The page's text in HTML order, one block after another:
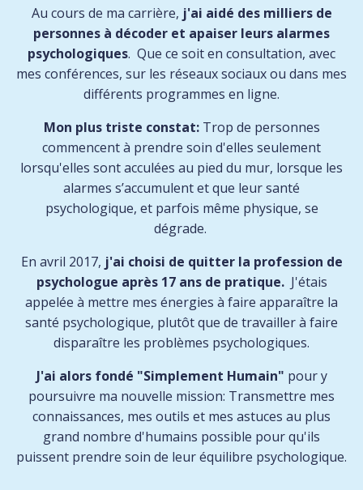
Au cours de ma carrière, j'ai aidé des milliers de
personnes à décoder et apaiser leurs alarmes
psychologiques. Que ce soit en consultation, avec
mes conférences, sur les réseaux sociaux ou dans mes
différents programmes en ligne.
Mon plus triste constat: Trop de personnes
commencent à prendre soin d'elles seulement
lorsqu'elles sont acculées au pied du mur, lorsque les
alarmes s’accumulent et que leur santé
psychologique, et parfois même physique, se
dégrade.
En avril 2017, j'ai choisi de quitter la profession de
psychologue après 17 ans de pratique. J'étais
appelée à mettre mes énergies à faire apparaître la
santé psychologique, plutôt que de travailler à faire
disparaître les problèmes psychologiques.
J'ai alors fondé "Simplement Humain" pour y
poursuivre ma nouvelle mission: Transmettre mes
connaissances, mes outils et mes astuces au plus
grand nombre d'humains possible pour qu'ils
puissent prendre soin de leur équilibre psychologique.